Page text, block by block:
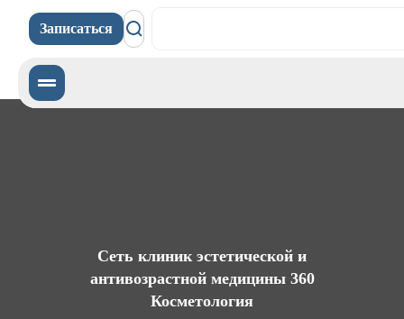
Записаться
Записаться
Сеть клиник эстетической и
антивозрастной медицины 360
Косметология